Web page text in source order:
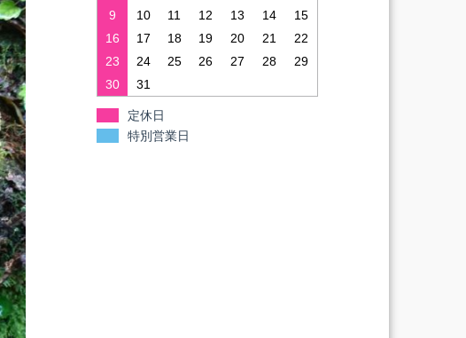
9
10 11 12 13 14
15
16
17 18 19 20 21
22
23
24 25 26 27 28
29
30
31
定休日
特別営業日